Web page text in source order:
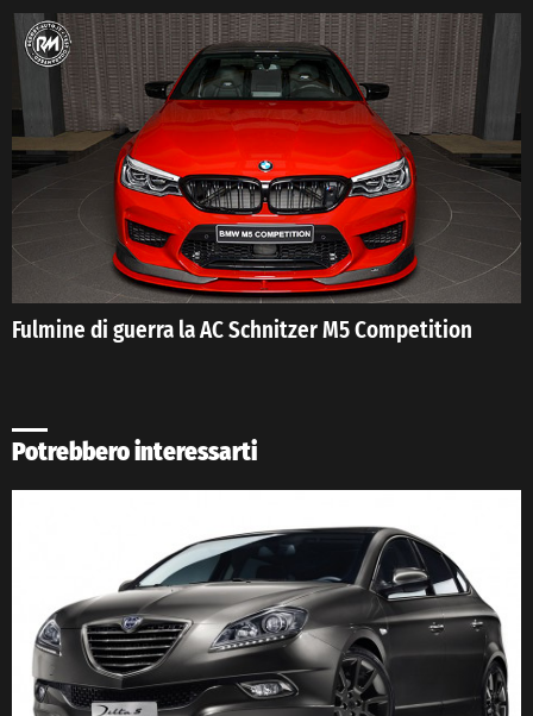
Fulmine di guerra la AC Schnitzer M5 Competition
Potrebbero interessarti